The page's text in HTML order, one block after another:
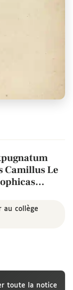
Camillus Le
au collège
toute la notice